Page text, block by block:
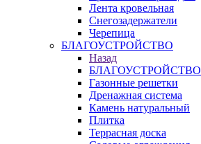
Лента кровельная
Снегозадержатели
Черепица
БЛАГОУСТРОЙСТВО
Назад
БЛАГОУСТРОЙСТВО
Газонные решетки
Дренажная система
Камень натуральный
Плитка
Террасная доска